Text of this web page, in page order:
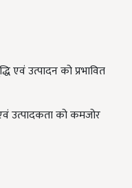
एवं उत्पादन को प्रभावित
उत्पादकता को कमजोर